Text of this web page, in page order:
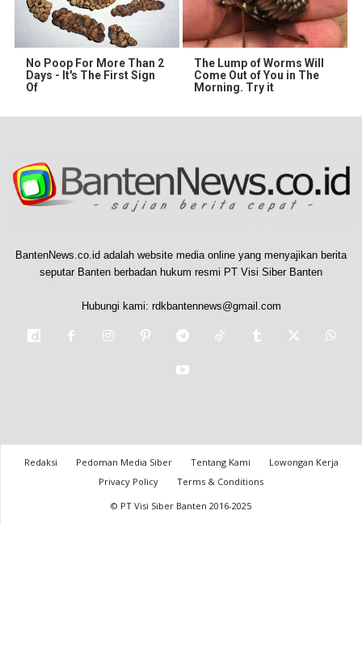
No Poop For More Than 2
Days - It's The First Sign
Of
The Lump of Worms Will
Come Out of You in The
Morning. Try it
BantenNews.co.id adalah website media online yang menyajikan berita
seputar Banten berbadan hukum resmi PT Visi Siber Banten
Hubungi kami: rdkbantennews@gmail.com
Redaksi Pedoman Media Siber Tentang Kami
Lowongan Kerja
Privacy Policy
Terms & Conditions
© PT Visi Siber Banten 2016-2025